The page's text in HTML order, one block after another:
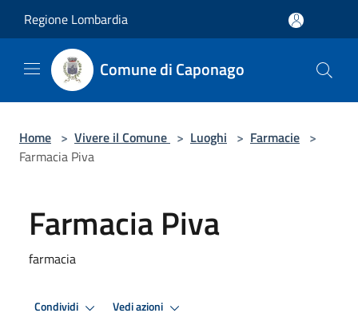
Regione Lombardia
Comune di Caponago
Home > Vivere il Comune > Luoghi > Farmacie >
Farmacia Piva
Farmacia Piva
farmacia
Condividi Vedi azioni